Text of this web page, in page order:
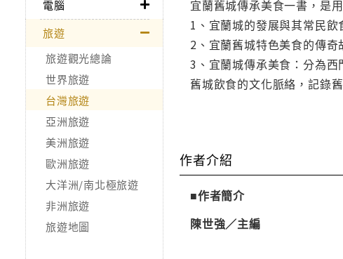
電腦
旅遊
旅遊觀光總論
世界旅遊
台灣旅遊
亞洲旅遊
美洲旅遊
歐洲旅遊
大洋洲/南北極旅遊
非洲旅遊
旅遊地圖
宜蘭舊城傳承美食一書，是
1、宜蘭城的發展與其常民飲
2、宜蘭舊城特色美食的傳奇
3、宜蘭城傳承美食：分為
舊城飲食的文化脈絡，記錄
作者介紹
■作者簡介
陳世強／主編